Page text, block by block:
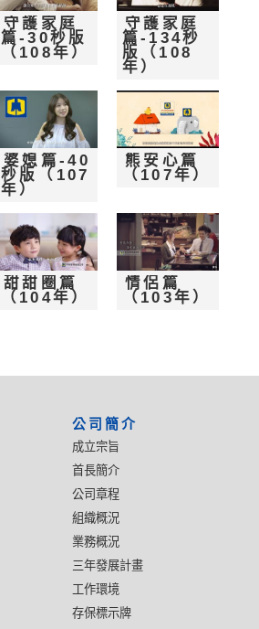
守護家庭
篇-30秒版
（108年）
守護家庭
篇-134秒
版（108
年）
婆媳篇-40
秒版（107
年）
熊安心篇
（107年）
甜甜圈篇
（104年）
情侶篇
（103年）
公司簡介
成立宗旨
首長簡介
公司章程
組織概況
業務概況
三年發展計畫
工作環境
存保標示牌